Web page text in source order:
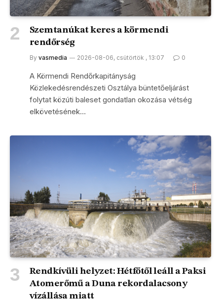
Szemtanúkat keres a körmendi
rendőrség
By vasmedia 2026-08-06, csütörtök , 13:07 0
A Körmendi Rendőrkapitányság
Közlekedésrendészeti Osztálya büntetőeljárást
folytat közúti baleset gondatlan okozása vétség
elkövetésének…
Rendkívüli helyzet: Hétfőtől leáll a Paksi
Atomerőmű a Duna rekordalacsony
vízállása miatt